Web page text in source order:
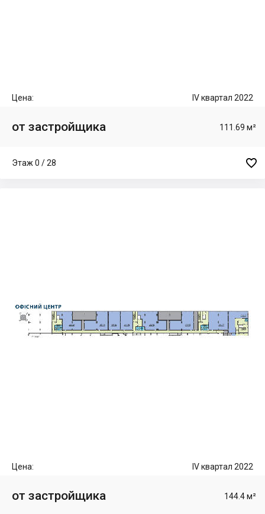
Цена: IV квартал 2022
от застройщика 111.69 м²
Этаж 0 / 28 
Цена: IV квартал 2022
от застройщика 144.4 м²